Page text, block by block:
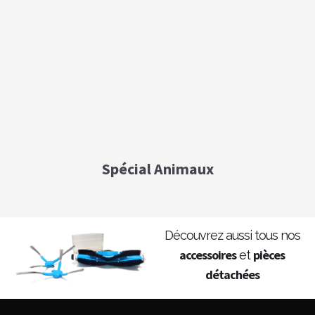
Spécial Animaux
Découvrez aussi tous nos
accessoiresetpièces
détachées